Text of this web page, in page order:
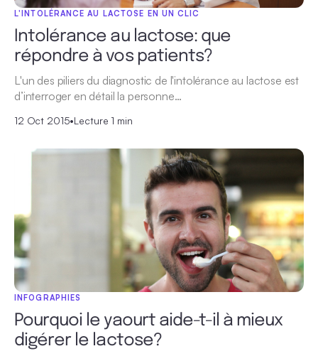
L'INTOLÉRANCE AU LACTOSE EN UN CLIC
Intolérance au lactose: que
répondre à vos patients?
L'un des piliers du diagnostic de l'intolérance au lactose est
d’interroger en détail la personne…
12 Oct 2015•Lecture 1 min
INFOGRAPHIES
Pourquoi le yaourt aide-t-il à mieux
digérer le lactose?